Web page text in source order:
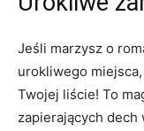
Jeśli marzysz o
urokliwego
Twojej liście! To
zapierających dech